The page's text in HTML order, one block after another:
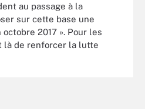
au passage à la
sur cette base une
2017 ». Pour les
là de renforcer la lutte